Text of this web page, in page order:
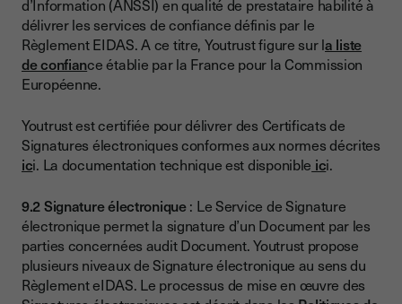
d’Information (ANSSI) en qualité de prestataire habilité à
délivrer les services de confiance définis par le
Règlement EIDAS. A ce titre, Youtrust figure sur la liste
de confiance établie par la France pour la Commission
Européenne.
Youtrust est certifiée pour délivrer des Certificats de
Signatures électroniques conformes aux normes décrites
ici. La documentation technique est disponible ici.
9.2 Signature électronique: Le Service de Signature
électronique permet la signature d’un Document par les
parties concernées audit Document. Youtrust propose
plusieurs niveaux de Signature électronique au sens du
Règlement eIDAS. Le processus de mise en œuvre des